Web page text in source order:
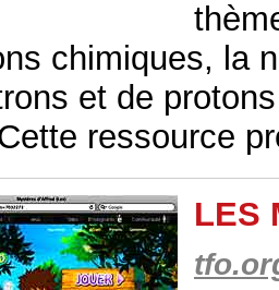
chimiques, la
et de
ressource
LES